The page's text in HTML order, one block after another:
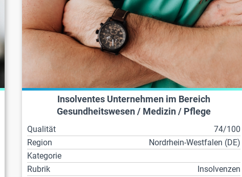
Insolventes Unternehmen im Bereich
Gesundheitswesen / Medizin / Pflege
Qualität
74/100
Region
Nordrhein-Westfalen (DE)
Kategorie
Rubrik
Insolvenzen